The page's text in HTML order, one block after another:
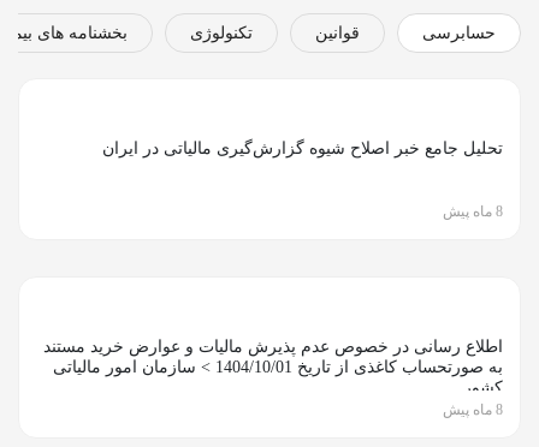
حسابرسی قوانین تکنولوژی بخشنامه های
تحلیل جامع خبر اصلاح شیوه گزارش‌گیری مالیاتی در ایران
8 ماه پیش
اطلاع رسانی در خصوص عدم پذیرش مالیات و عوارض خرید مستند
به صورتحساب کاغذی از تاریخ 1404/10/01 > سازمان امور مالیاتی
کشور
8 ماه پیش